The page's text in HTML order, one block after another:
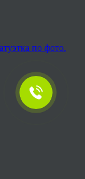
по фото.